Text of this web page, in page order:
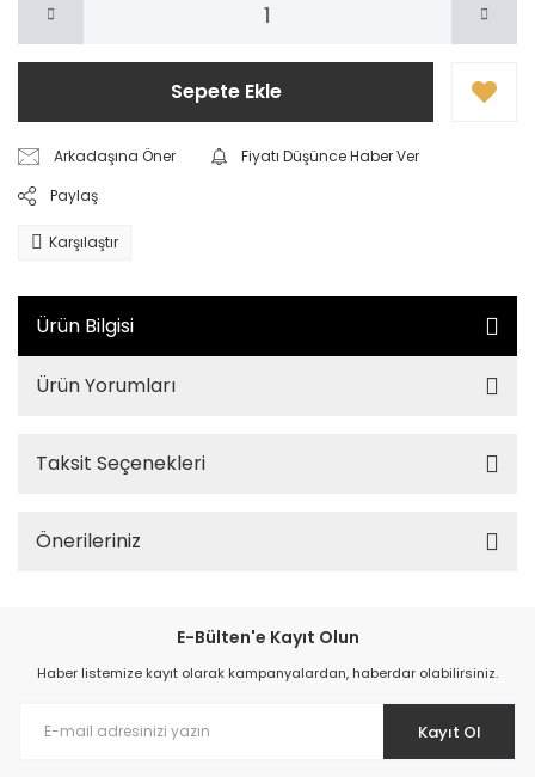
Sepete Ekle
Arkadaşına Öner
Fiyatı Düşünce Haber Ver
Paylaş
Karşılaştır
Ürün Bilgisi
Ürün Yorumları
Taksit Seçenekleri
Önerileriniz
E-Bülten'e Kayıt Olun
Haber listemize kayıt olarak kampanyalardan, haberdar olabilirsiniz.
Kayıt Ol